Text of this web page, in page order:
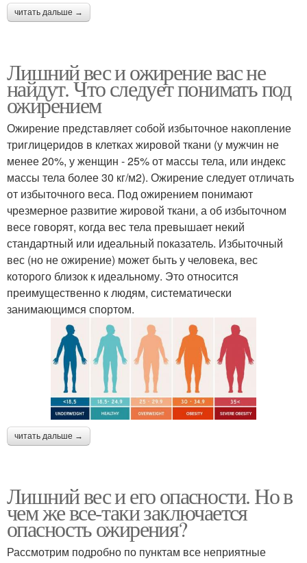
читать дальше →
Лишний вес и ожирение вас не
найдут. Что следует понимать под
ожирением
Ожирение представляет собой избыточное накопление
триглицеридов в клетках жировой ткани (у мужчин не
менее 20%, у женщин - 25% от массы тела, или индекс
массы тела более 30 кг/м2). Ожирение следует отличать
от избыточного веса. Под ожирением понимают
чрезмерное развитие жировой ткани, а об избыточном
весе говорят, когда вес тела превышает некий
стандартный или идеальный показатель. Избыточный
вес (но не ожирение) может быть у человека, вес
которого близок к идеальному. Это относится
преимущественно к людям, систематически
занимающимся спортом.
читать дальше →
Лишний вес и его опасности. Но в
чем же все-таки заключается
опасность ожирения?
Рассмотрим подробно по пунктам все неприятные